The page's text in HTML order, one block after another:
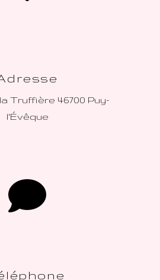
Truffière 46700 Puy-
l'Évêque